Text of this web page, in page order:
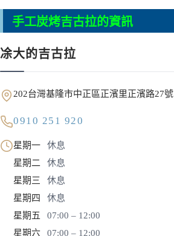
手工炭烤吉古拉的資訊
凃大的吉古拉
202台灣基隆市中正區正濱里正濱路27號
0910 251 920
星期一
休息
星期二
休息
星期三
休息
星期四
休息
星期五
07:00 – 12:00
星期六
07:00 – 12:00